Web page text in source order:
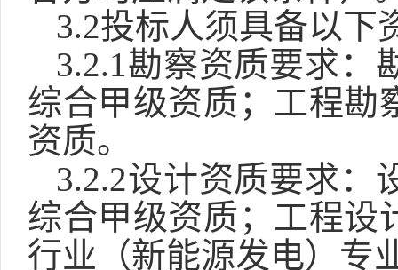
3.2投标人须具备以下
3.2.1勘察资质要求：
综合甲级资质；工程勘
资质。
3.2.2设计资质要求：
综合甲级资质；工程设
行业（新能源发电）专